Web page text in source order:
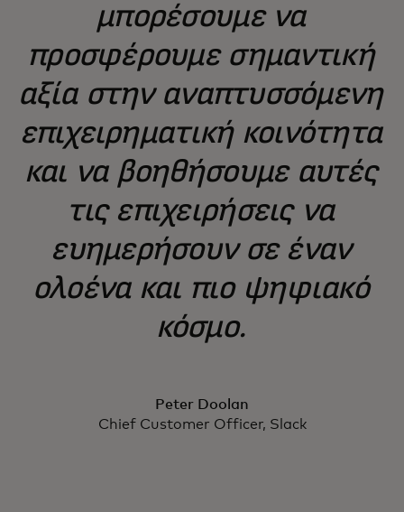
μπορέσουμε να
προσφέρουμε σημαντική
αξία στην αναπτυσσόμενη
επιχειρηματική κοινότητα
και να βοηθήσουμε αυτές
τις επιχειρήσεις να
ευημερήσουν σε έναν
ολοένα και πιο ψηφιακό
κόσμο.
Peter Doolan
Chief Customer Officer, Slack